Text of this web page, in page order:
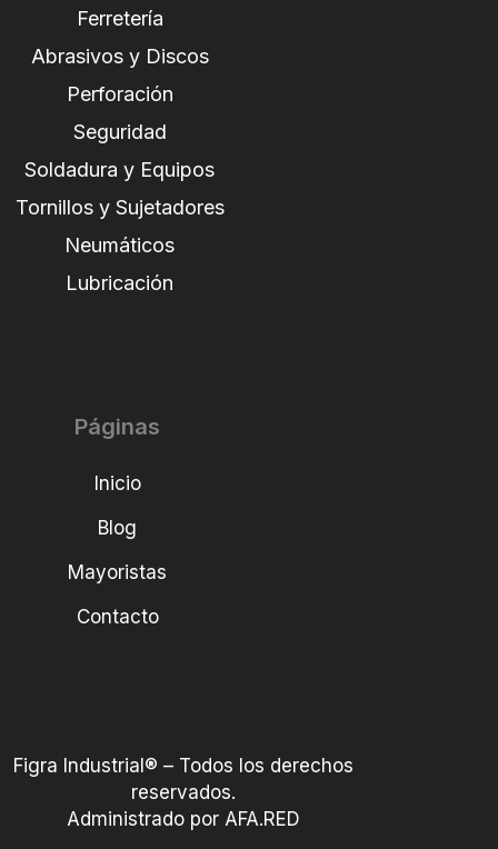
Ferretería
Abrasivos y Discos
Perforación
Seguridad
Soldadura y Equipos
Tornillos y Sujetadores
Neumáticos
Lubricación
Páginas
Inicio
Blog
Mayoristas
Contacto
Figra Industrial® – Todos los derechos
reservados.
Administrado por AFA.RED